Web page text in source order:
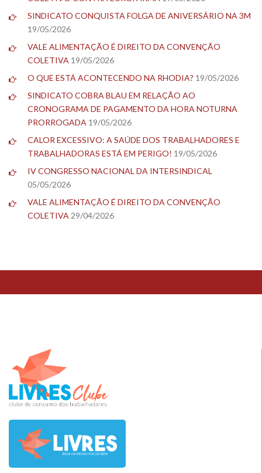
SINDICATO CONQUISTA FOLGA DE ANIVERSÁRIO NA 3M
19/05/2026
VALE ALIMENTAÇÃO É DIREITO DA CONVENÇÃO
COLETIVA 19/05/2026
O QUE ESTÁ ACONTECENDO NA RHODIA? 19/05/2026
SINDICATO COBRA BLAU EM RELAÇÃO AO
CRONOGRAMA DE PAGAMENTO DA HORA NOTURNA
PRORROGADA 19/05/2026
CALOR EXCESSIVO: A SAÚDE DOS TRABALHADORES E
TRABALHADORAS ESTÁ EM PERIGO! 19/05/2026
IV CONGRESSO NACIONAL DA INTERSINDICAL
05/05/2026
VALE ALIMENTAÇÃO É DIREITO DA CONVENÇÃO
COLETIVA 29/04/2026
TESTE